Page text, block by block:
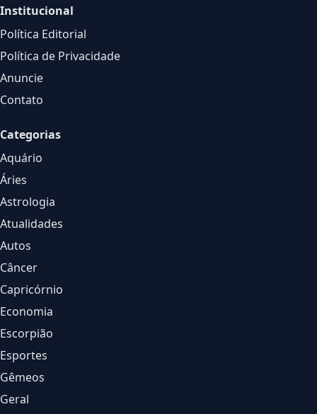
Institucional
Política Editorial
Política de Privacidade
Anuncie
Contato
Categorias
Aquário
Áries
Astrologia
Atualidades
Autos
Câncer
Capricórnio
Economia
Escorpião
Esportes
Gêmeos
Geral